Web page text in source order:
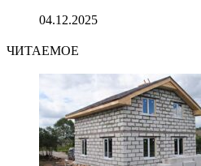
04.12.2025
ЧИТАЕМОЕ